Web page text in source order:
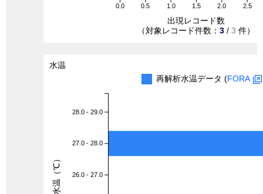
0.0 0.5 1.0 1.5 2.0 2.5
出現レコード数
（対象レコード件数： 3 / 3 件）
水温
再解析水温データ (FORA
28.0 - 29.0
27.0 - 28.0
26.0 - 27.0
水温（℃）